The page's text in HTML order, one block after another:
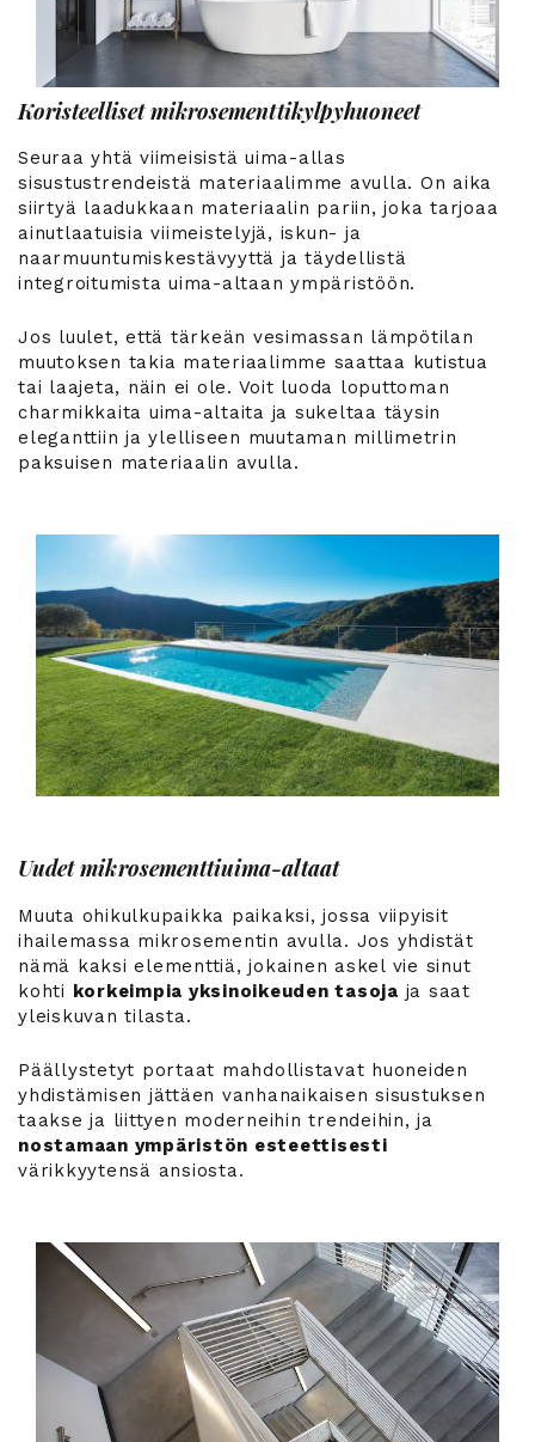
Koristeelliset mikrosementtikylpyhuoneet
Seuraa yhtä viimeisistä uima-allas
sisustustrendeistä materiaalimme avulla. On aika
siirtyä laadukkaan materiaalin pariin, joka tarjoaa
ainutlaatuisia viimeistelyjä, iskun- ja
naarmuuntumiskestävyyttä ja täydellistä
integroitumista uima-altaan ympäristöön.
Jos luulet, että tärkeän vesimassan lämpötilan
muutoksen takia materiaalimme saattaa kutistua
tai laajeta, näin ei ole. Voit luoda loputtoman
charmikkaita uima-altaita ja sukeltaa täysin
eleganttiin ja ylelliseen muutaman millimetrin
paksuisen materiaalin avulla.
Uudet mikrosementtiuima-altaat
Muuta ohikulkupaikka paikaksi, jossa viipyisit
ihailemassa mikrosementin avulla. Jos yhdistät
nämä kaksi elementtiä, jokainen askel vie sinut
kohti korkeimpia yksinoikeuden tasoja ja saat
yleiskuvan tilasta.
Päällystetyt portaat mahdollistavat huoneiden
yhdistämisen jättäen vanhanaikaisen sisustuksen
taakse ja liittyen moderneihin trendeihin, ja
nostamaan ympäristön esteettisesti
värikkyytensä ansiosta.